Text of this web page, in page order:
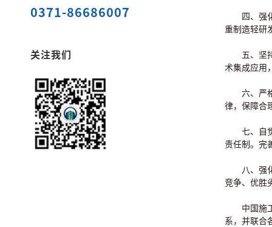
0371-86686007
关注我们
四、强化
重制造轻研
五、坚持
术集成应用
六、严格
律，保障合
七、自觉
责任制。完
八、强化
竞争、优胜
中国施工
系，并联合